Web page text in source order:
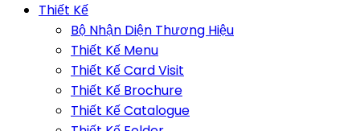
Thiết Kế
Bộ Nhận Diện Thương Hiệu
Thiết Kế Menu
Thiết Kế Card Visit
Thiết Kế Brochure
Thiết Kế Catalogue